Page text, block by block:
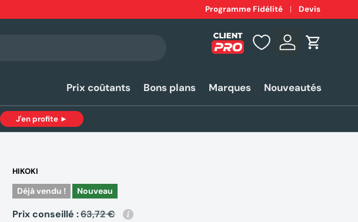
Expéditionrapide 24-48h*
Programme Fidélité Devis
Se connecter
Panier
Prix coûtants Bons plans Marques Nouveautés
J'en profite ►
HIKOKI
Déjà vendu ! Nouveau
Prix conseillé :63,72 €